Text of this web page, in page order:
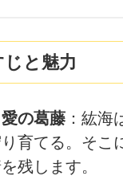
じと魅力
の葛藤 ：紘
り育てる。そ
残します。